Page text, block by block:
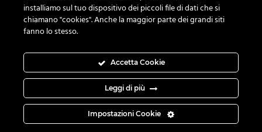
© 2019 Fruit Control Equipments srl - P.IVA 07814560152 - Tel.
installiamo sul tuo dispositivo dei piccoli file di dati che si
chiamano "cookies". Anche la maggior parte dei grandi siti
fanno lo stesso.
Accetta Cookie
Leggi di più
Impostazioni Cookie